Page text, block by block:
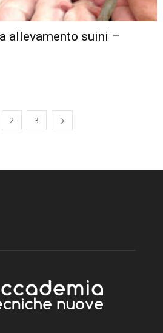
allevamento suini –
2 3